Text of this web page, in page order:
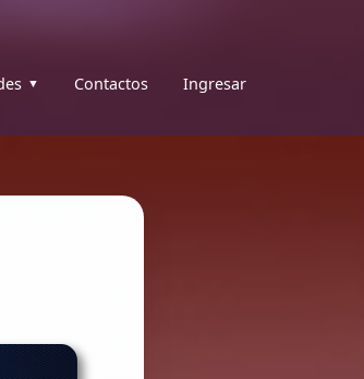
Contactos Ingresar